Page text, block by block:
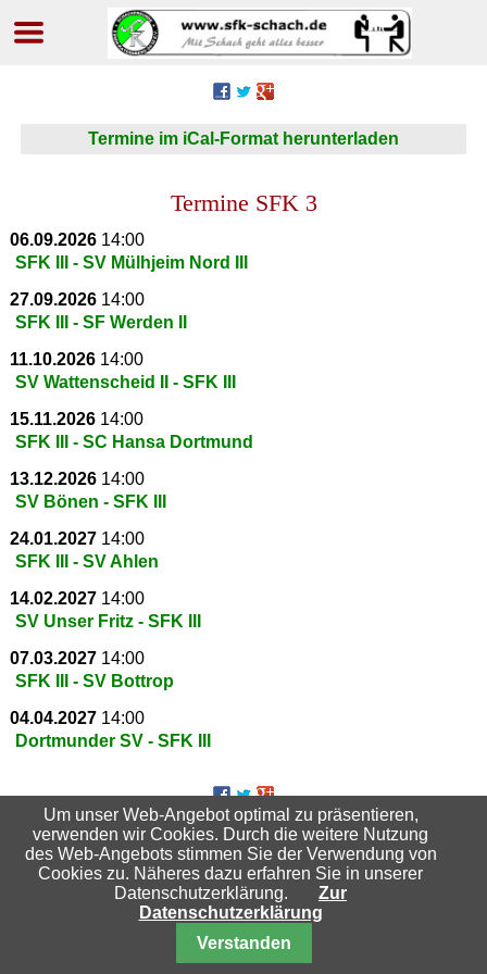
Termine im iCal-Format herunterladen
Termine SFK 3
06.09.2026 14:00
SFK III - SV Mülhjeim Nord III
27.09.2026 14:00
SFK III - SF Werden II
11.10.2026 14:00
SV Wattenscheid II - SFK III
15.11.2026 14:00
SFK III - SC Hansa Dortmund
13.12.2026 14:00
SV Bönen - SFK III
24.01.2027 14:00
SFK III - SV Ahlen
14.02.2027 14:00
SV Unser Fritz - SFK III
07.03.2027 14:00
SFK III - SV Bottrop
04.04.2027 14:00
Dortmunder SV - SFK III
Suchbegriffe
Um unser Web-Angebot optimal zu präsentieren,
verwenden wir Cookies. Durch die weitere Nutzung
des Web-Angebots stimmen Sie der Verwendung von
Cookies zu. Näheres dazu erfahren Sie in unserer
Datenschutzerklärung.
Zur
Datenschutzerklärung
Verstanden